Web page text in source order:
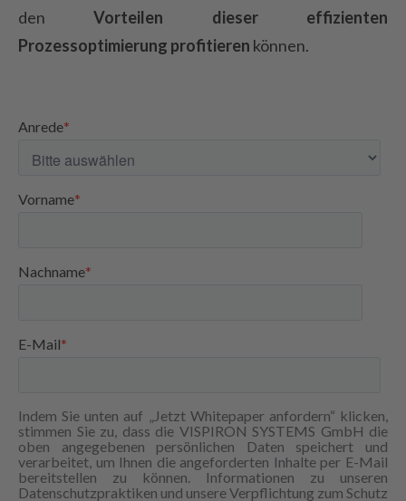
denVorteilen dieser effizienten
Prozessoptimierung profitieren können.
Anrede*
Vorname*
Nachname*
E-Mail*
Indem Sie unten auf „Jetzt Whitepaper anfordern“ klicken,
stimmen Sie zu, dass die VISPIRON SYSTEMS GmbH die
oben angegebenen persönlichen Daten speichert und
verarbeitet, um Ihnen die angeforderten Inhalte per E-Mail
bereitstellen zu können. Informationen zu unseren
Datenschutzpraktiken und unsere Verpflichtung zum Schutz